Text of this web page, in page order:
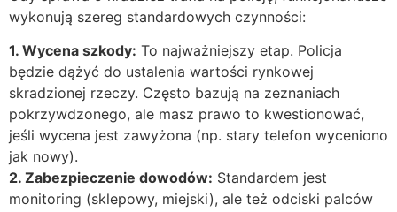
wykonują szereg standardowych czynności:
1. Wycena szkody: To najważniejszy etap. Policja
będzie dążyć do ustalenia wartości rynkowej
skradzionej rzeczy. Często bazują na zeznaniach
pokrzywdzonego, ale masz prawo to kwestionować,
jeśli wycena jest zawyżona (np. stary telefon wyceniono
jak nowy).
2. Zabezpieczenie dowodów: Standardem jest
monitoring (sklepowy, miejski), ale też odciski palców